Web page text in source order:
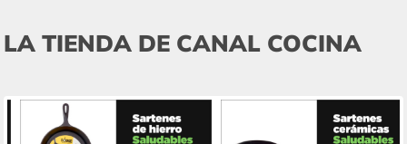
LA TIENDA DE CANAL COCINA